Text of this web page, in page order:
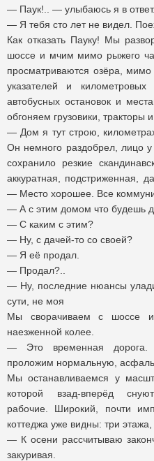
— Паук!.. — улыбаюсь я в ответ.
— Я тебя сто лет не видел.
Как отказать Пауку! Мы
шоссе и мчим мимо рыжего
просматриваются озёра,
указателей и
автобусных остановок и
обгоняем грузовики, тракторы
— Дом я тут строю,
Он немного раздобрел, лицо у
сохранило резкие
аккуратная, подстриженная,
— Место хорошее. Все
— А с этим домом что будешь
— С каким с этим?
— Ну, с дачей-то со своей?
— Я её продал.
— Продал?..
— Ну, последние нюансы
сути, не моя
Мы сворачиваем с шоссе
наезженной колее.
— Это временная дорога.
проложим нормальную,
Мы останавливаемся у
которой взад-вперёд
рабочие. Широкий, почти
коттеджа уже видны: три
— К осени рассчитываю
закуривая.